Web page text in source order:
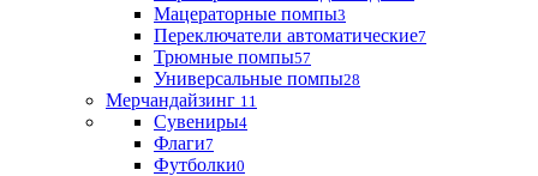
Мацераторные помпы3
Переключатели автоматические7
Трюмные помпы57
Универсальные помпы28
Мерчандайзинг 11
Сувениры4
Флаги7
Футболки0